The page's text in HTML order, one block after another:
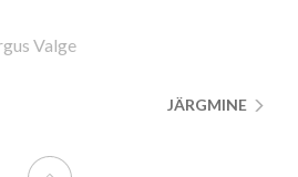
Valge
JÄRGMINE